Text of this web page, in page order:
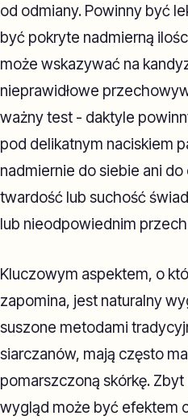
od odmiany. Powinny być
być pokryte nadmierną
może wskazywać na
nieprawidłowe
ważny test - daktyle
pod delikatnym naciskiem
nadmiernie do siebie ani
twardość lub suchość
lub nieodpowiednim
Kluczowym aspektem, o
zapomina, jest naturalny
suszone metodami
siarczanów, mają często
pomarszczoną skórkę.
wygląd może być efektem